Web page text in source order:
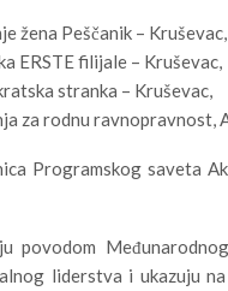
žena Peščanik – Kruševac,
ERSTE filijale – Kruševac,
stranka – Kruševac,
za rodnu ravnopravnost,
Programskog saveta
povodom
liderstva i ukazuju